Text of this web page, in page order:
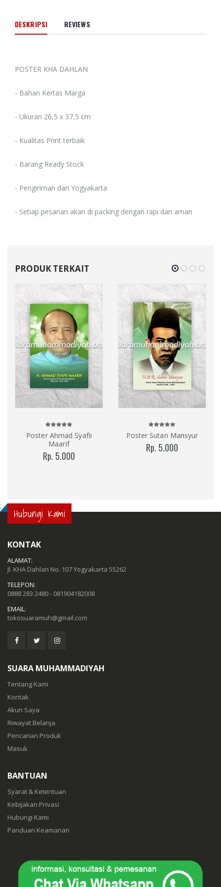
DESKRIPSI REVIEWS
POSTER KHA DAHLAN
- Bahan Kertas Marga
- Ukuran 26,5 x 37,5 cm
- Kualitas Print terbaik
- Barang Ready Stock
- Pengiriman dari Yogyakarta
- Setiap pesanan akan di packing dengan rapi dan aman
PRODUK TERKAIT
Poster Ahmad Syafii
Maarif
Rp. 5.000
Poster Sutan Mansyur
Rp. 5.000
; Hubungi Kami
KONTAK
ALAMAT:
Jl. KHA Dahlan No. 107 Yogyakarta 55262
TELEPON:
0888 283 2480 - 081904182008
EMAIL:
tokosuaramuh@gmail.com
SUARA MUHAMMADIYAH
Tentang Kami
Kontak
Akun Saya
Riwayat Belanja
Pencarian Produk
Masuk
BANTUAN
Syarat & Ketentuan
Kebijakan Privasi
Hubungi Kami
Panduan Keamanan